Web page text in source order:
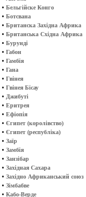
• Бельгійске Конго
• Ботсвана
• Британска Західна Африка
• Британська Східна Африка
• Бурунді
• Габон
• Гамбія
• Гана
• Гвінея
• Гвінея Бісау
• Джибуті
• Еритрея
• Ефіопія
• Єгипет (королівство)
• Єгипет (республіка)
• Заїр
• Замбія
• Занзібар
• Західная Сахара
• Західно Африканський союз
• Зімбабве
• Кабо-Верде